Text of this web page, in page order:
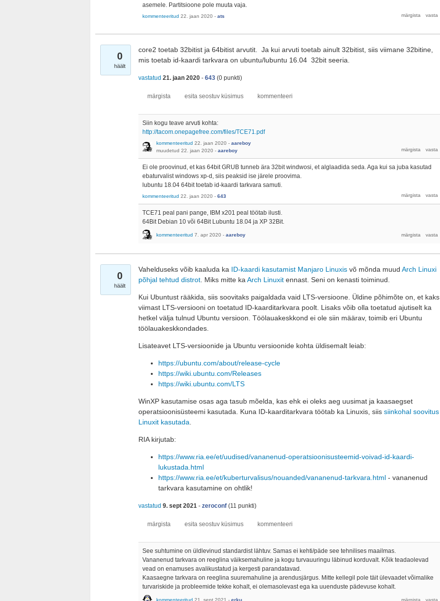
asemele. Partitsioone pole muuta vaja.
kommenteeritud 22. jaan 2020 - ats
0
häält
core2 toetab 32bitist ja 64bitist arvutit. Ja kui arvuti toetab ainult 32bitist, siis viimane 32bitine,
mis toetab id-kaardi tarkvara on ubuntu/lubuntu 16.04 32bit seeria.
vastatud 21. jaan 2020 - 643 (0 punkti)
Siin kogu teave arvuti kohta:
http://tacom.onepagefree.com/files/TCE71.pdf
kommenteeritud 22. jaan 2020 - aareboy
muudetud 22. jaan 2020 - aareboy
Ei ole proovinud, et kas 64bit GRUB tunneb ära 32bit windwosi, et alglaadida seda. Aga kui sa juba kasutad
ebaturvalist windows xp-d, siis peaksid ise järele proovima.
lubuntu 18.04 64bit toetab id-kaardi tarkvara samuti.
kommenteeritud 22. jaan 2020 - 643
TCE71 peal pani pange, IBM x201 peal töötab ilusti.
64Bit Debian 10 või 64Bit Lubuntu 18.04 ja XP 32Bit.
kommenteeritud 7. apr 2020 - aareboy
0
häält
Vahelduseks võib kaaluda ka ID-kaardi kasutamist Manjaro Linuxis võ mõnda muud Arch Linuxi
põhjal tehtud distrot . Miks mitte ka Arch Linuxit ennast. Seni on kenasti toiminud.
Kui Ubuntust rääkida, siis soovitaks paigaldada vaid LTS-versioone. Üldine põhimõte on, et kaks
viimast LTS-versiooni on toetatud ID-kaarditarkvara poolt. Lisaks võib olla toetatud ajutiselt ka
hetkel välja tulnud Ubuntu versioon. Töölauakeskkond ei ole siin määrav, toimib eri Ubuntu
töölauakeskkondades.
Lisateavet LTS-versioonide ja Ubuntu versioonide kohta üldisemalt leiab:
https://ubuntu.com/about/release-cycle
https://wiki.ubuntu.com/Releases
https://wiki.ubuntu.com/LTS
WinXP kasutamise osas aga tasub mõelda, kas ehk ei oleks aeg uusimat ja kaasaegset
operatsioonisüsteemi kasutada. Kuna ID-kaarditarkvara töötab ka Linuxis, siis siinkohal soovitus
Linuxit kasutada
RIA kirjutab:
https://www.ria.ee/et/uudised/vananenud-operatsioonisusteemid-voivad-id-kaardi-
lukustada.html
https://www.ria.ee/et/kuberturvalisus/nouanded/vananenud-tarkvara.html - vananenud
tarkvara kasutamine on ohtlik!
vastatud 9. sept 2021 - zeroconf (11 punkti)
See suhtumine on üldlevinud standardist lähtuv. Samas ei kehti/päde see tehnilises maailmas.
Vananenud tarkvara on reeglina väiksemahuline ja kogu turvauuringu läbinud korduvalt. Kõik teadaolevad
vead on enamuses avalikustatud ja kergesti parandatavad.
Kaasaegne tarkvara on reeglina suuremahuline ja arendusjärgus. Mitte kellegil pole täit ülevaadet võimalike
turvariskide ja probleemide tekke kohalt, ei olemasolevast ega ka uuenduste pädevuse kohalt.
kommenteeritud 21. sept 2021 - erku